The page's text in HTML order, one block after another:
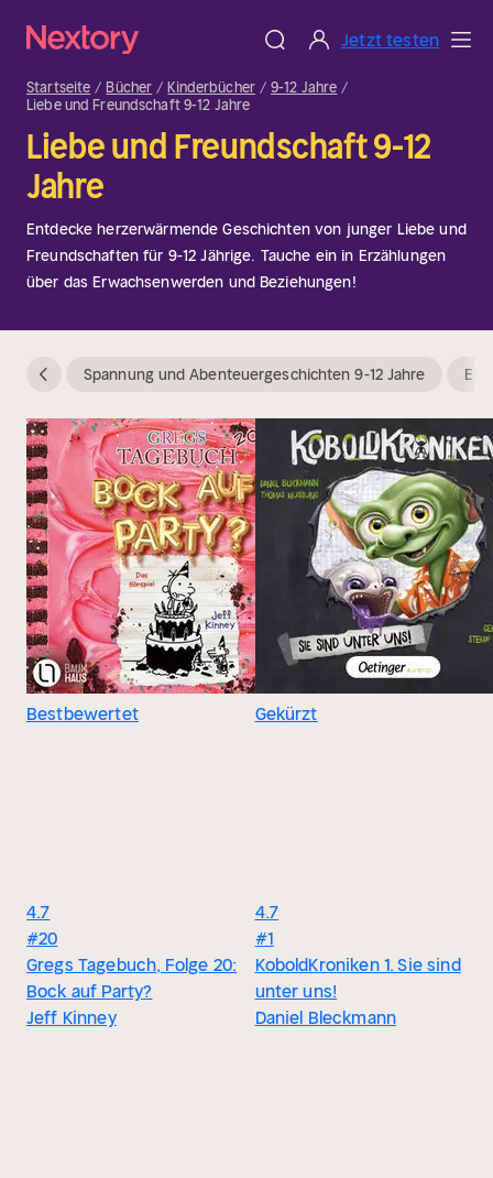
Jetzt testen
Startseite Bücher Kinderbücher
9-12 Jahre
Liebe und Freundschaft 9-12 Jahre
Liebe und Freundschaft 9-12
Jahre
Entdecke herzerwärmende Geschichten von junger Liebe und
Freundschaften für 9-12 Jährige. Tauche ein in Erzählungen
über das Erwachsenwerden und Beziehungen!
Spannung und Abenteuergeschichten 9-12 Jahre
Bestbewertet
4.7
#20
Gregs Tagebuch, Folge 20:
Bock auf Party?
Jeff Kinney
Gekürzt
4.7
#1
KoboldKroniken 1. Sie sind
unter uns!
Daniel Bleckmann